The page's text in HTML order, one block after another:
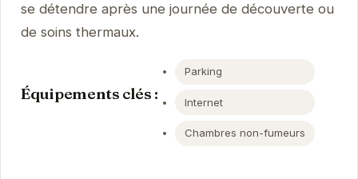
se détendre après une journée de découverte ou
de soins thermaux.
Équipements clés :
Parking
Internet
Chambres non-fumeurs